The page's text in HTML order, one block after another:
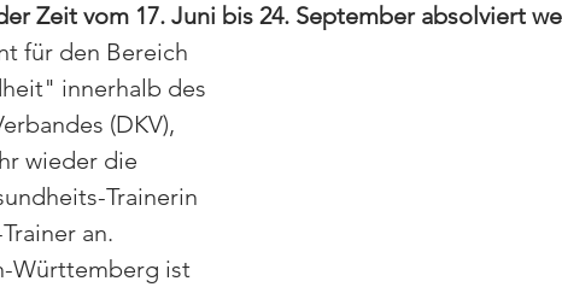
Zeit vom 17. Juni bis 24. September absolviert
für den Bereich
innerhalb des
(DKV),
wieder die
Trainerin
an.
Württemberg ist